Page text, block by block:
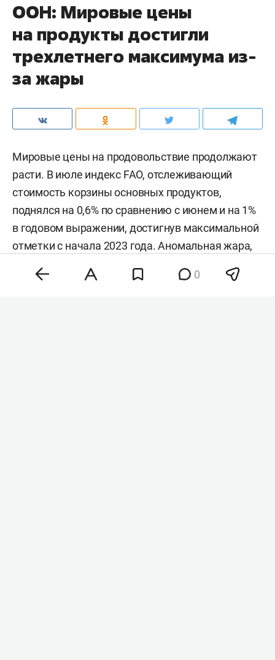
ООН: Мировые цены
на продукты достигли
трехлетнего максимума из-
за жары
Мировые цены на продовольствие продолжают
расти. В июле индекс FAO, отслеживающий
стоимость корзины основных продуктов,
поднялся на 0,6% по сравнению с июнем и на 1%
в годовом выражении, достигнув максимальной
отметки с начала 2023 года. Аномальная жара,
нестабильность на энергетических рынках и
геополитическая напряженность разогнали
0